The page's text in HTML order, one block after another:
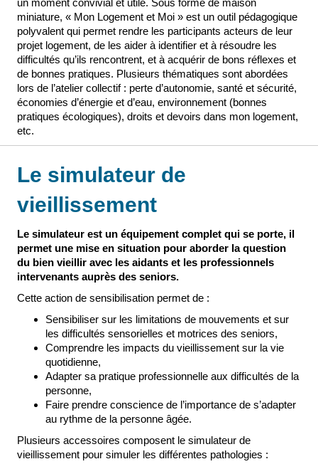
un moment convivial et utile. Sous forme de maison
miniature, « Mon Logement et Moi » est un outil pédagogique
polyvalent qui permet rendre les participants acteurs de leur
projet logement, de les aider à identifier et à résoudre les
difficultés qu’ils rencontrent, et à acquérir de bons réflexes et
de bonnes pratiques. Plusieurs thématiques sont abordées
lors de l’atelier collectif : perte d’autonomie, santé et sécurité,
économies d’énergie et d’eau, environnement (bonnes
pratiques écologiques), droits et devoirs dans mon logement,
etc.
Le simulateur de
vieillissement
Le simulateur est un équipement complet qui se porte, il
permet une mise en situation pour aborder la question
du bien vieillir avec les aidants et les professionnels
intervenants auprès des seniors.
Cette action de sensibilisation permet de :
Sensibiliser sur les limitations de mouvements et sur
les difficultés sensorielles et motrices des seniors,
Comprendre les impacts du vieillissement sur la vie
quotidienne,
Adapter sa pratique professionnelle aux difficultés de la
personne,
Faire prendre conscience de l’importance de s’adapter
au rythme de la personne âgée.
Plusieurs accessoires composent le simulateur de
vieillissement pour simuler les différentes pathologies :